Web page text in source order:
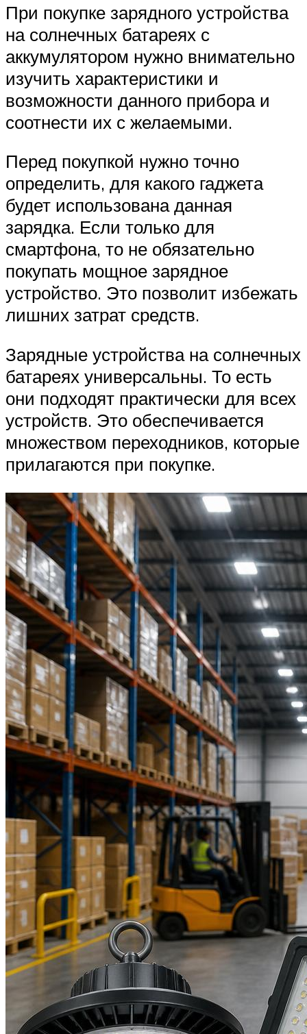
При покупке зарядного устройства
на солнечных батареях с
аккумулятором нужно внимательно
изучить характеристики и
возможности данного прибора и
соотнести их с желаемыми.
Перед покупкой нужно точно
определить, для какого гаджета
будет использована данная
зарядка. Если только для
смартфона, то не обязательно
покупать мощное зарядное
устройство. Это позволит избежать
лишних затрат средств.
Зарядные устройства на солнечных
батареях универсальны. То есть
они подходят практически для всех
устройств. Это обеспечивается
множеством переходников, которые
прилагаются при покупке.